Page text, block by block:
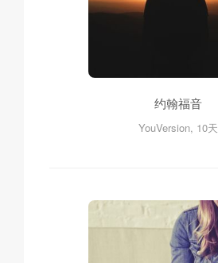
约翰福音
YouVersion, 10天